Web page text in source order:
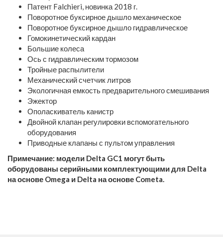
Патент Falchieri, новинка 2018 г.
Поворотное буксирное дышло механическое
Поворотное буксирное дышло гидравлическое
Гомокинетический кардан
Большие колеса
Ось с гидравлическим тормозом
Тройные распылители
Механический счетчик литров
Экологичная емкость предварительного смешивания
Эжектор
Ополаскиватель канистр
Двойной клапан регулировки вспомогательного
оборудования
Приводные клапаны с пультом управления
Примечание: модели Delta GC1 могут быть
оборудованы серийными комплектующими для Delta
на основе Omega и Delta на основе Cometa.